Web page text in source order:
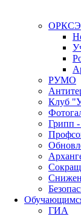
ОРКСЭ
РУМО
Клуб
Грипп -
ГИА